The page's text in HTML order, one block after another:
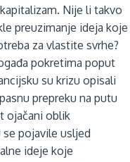
Nije li takvo
preuzimanje ideja koje
za vlastite svrhe?
pokretima poput
su krizu opisali
prepreku na putu
ojačani oblik
pojavile usljed
ideje koje